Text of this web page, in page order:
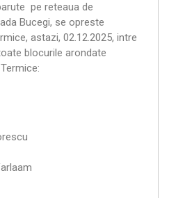
pe reteaua de
Bucegi, se opreste
astazi, 02.12.2025, intre
blocurile arondate